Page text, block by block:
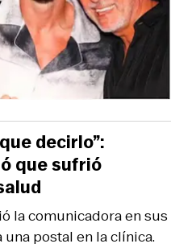
la comunicadora en sus
postal en la clínica.
decirlo”:
que sufrió